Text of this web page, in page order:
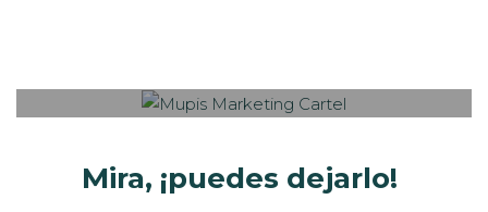
Mira, ¡puedes dejarlo!